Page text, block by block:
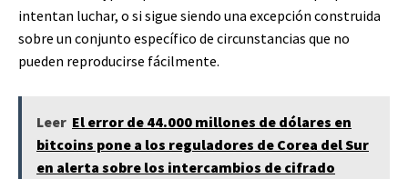
intentan luchar, o si sigue siendo una excepción construida
sobre un conjunto específico de circunstancias que no
pueden reproducirse fácilmente.
Leer El error de 44.000 millones de dólares en
bitcoins pone a los reguladores de Corea del Sur
en alerta sobre los intercambios de cifrado